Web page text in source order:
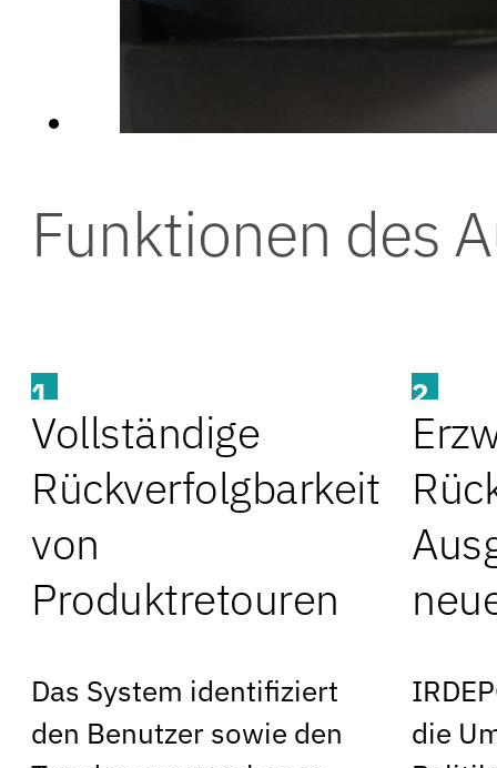
Funktionen des
1
Vollständige
Rückverfolgbarkeit
von
Produktretouren
Das System identifiziert
den Benutzer sowie den
2
die